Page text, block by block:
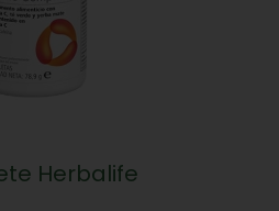
Herbalife